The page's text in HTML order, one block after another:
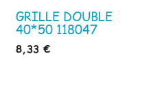
GRILLE DOUBLE
40*50 118047
8,33 €